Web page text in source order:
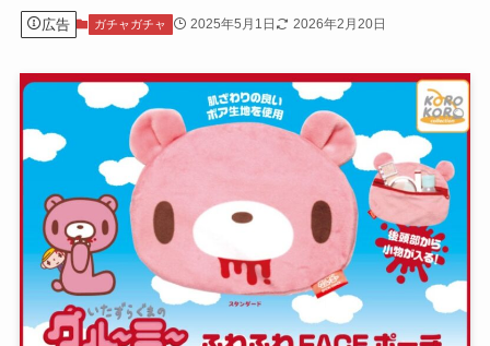
広告 ガチャガチャ 2025年5月1日 2026年2月20日